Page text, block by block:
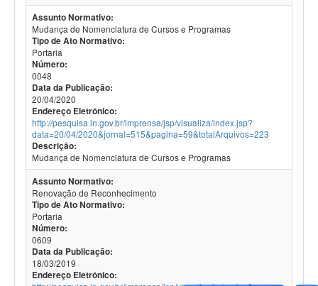
Assunto Normativo:
Mudança de Nomenclatura de Cursos e Programas
Tipo de Ato Normativo:
Portaria
Número:
0048
Data da Publicação:
20/04/2020
Endereço Eletrônico:
http://pesquisa.in.gov.br/imprensa/jsp/visualiza/index.jsp?
data=20/04/2020&jornal=515&pagina=59&totalArquivos=223
Descrição:
Mudança de Nomenclatura de Cursos e Programas
Assunto Normativo:
Renovação de Reconhecimento
Tipo de Ato Normativo:
Portaria
Número:
0609
Data da Publicação:
18/03/2019
Endereço Eletrônico: